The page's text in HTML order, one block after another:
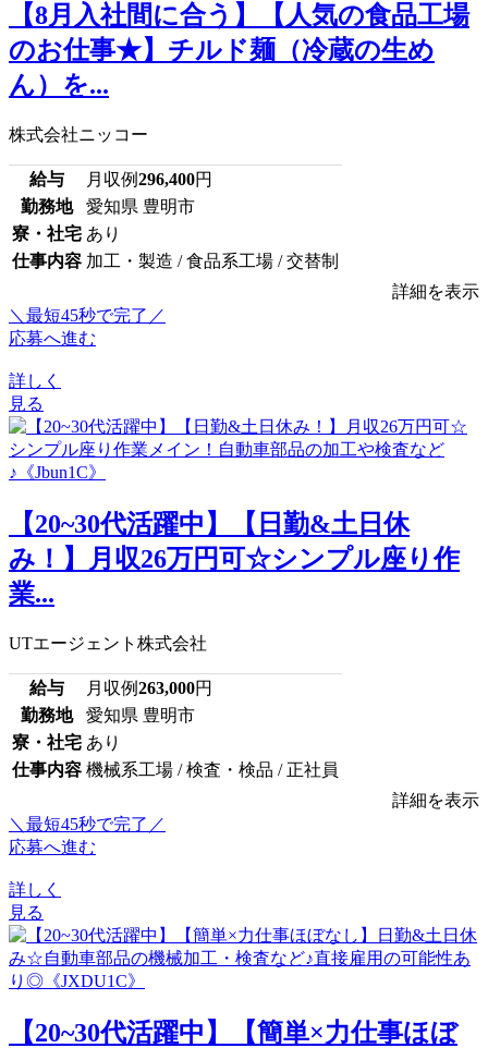
【8月入社間に合う】【人気の食品工場
のお仕事★】チルド麺（冷蔵の生め
ん）を...
株式会社ニッコー
給与 月収例296,400円
勤務地
愛知県 豊明市
寮・社宅 あり
仕事内容 加工・製造 / 食品系工場 / 交替制
詳細を表示
＼最短45秒で完了／
応募へ進む
詳しく
見る
【20~30代活躍中】【日勤&土日休
み！】月収26万円可☆シンプル座り作
業...
UTエージェント株式会社
給与 月収例263,000円
勤務地
愛知県 豊明市
寮・社宅 あり
仕事内容 機械系工場 / 検査・検品 / 正社員
詳細を表示
＼最短45秒で完了／
応募へ進む
詳しく
見る
【20~30代活躍中】【簡単×力仕事ほぼ